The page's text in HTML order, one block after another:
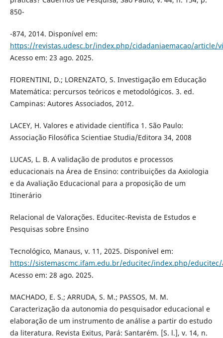
850-
-874, 2014. Disponível em:
https://revistas.udesc.br/index.php/cidadaniaemacao/article/
Acesso em: 23 ago. 2025.
FIORENTINI, D.; LORENZATO, S. Investigação em Educação
Matemática: percursos teóricos e metodológicos. 3. ed.
Campinas: Autores Associados, 2012.
LACEY, H. Valores e atividade científica 1. São Paulo:
Associação Filosófica Scientiae Studia/Editora 34, 2008
LUCAS, L. B. A validação de produtos e processos
educacionais na Área de Ensino: contribuições da Axiologia
e da Avaliação Educacional para a proposição de um
Itinerário
Relacional de Valorações. Educitec-Revista de Estudos e
Pesquisas sobre Ensino
Tecnológico, Manaus, v. 11, 2025. Disponível em:
https://sistemascmc.ifam.edu.br/educitec/index.php/
Acesso em: 28 ago. 2025.
MACHADO, E. S.; ARRUDA, S. M.; PASSOS, M. M.
Caracterização da autonomia do pesquisador educacional e
elaboração de um instrumento de análise a partir do estudo
da literatura. Revista Exitus, Pará: Santarém. [S. l.], v. 14, n.